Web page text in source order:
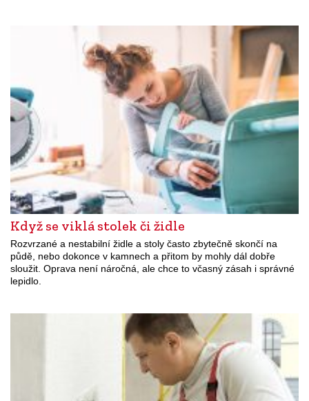
Když se viklá stolek či židle
Rozvrzané a nestabilní židle a stoly často zbytečně skončí na
půdě, nebo dokonce v kamnech a přitom by mohly dál dobře
sloužit. Oprava není náročná, ale chce to včasný zásah i správné
lepidlo.